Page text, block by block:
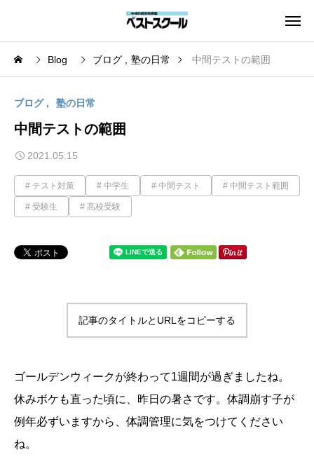
Blog ブログ 塾の日常 中間テストの範囲
ブログ 塾の日常
中間テストの範囲
2021.05.15
テスト対策 中学生 中間テスト 中間テスト範囲
受験生 高校受験
記事のタイトルとURLをコピーする
ゴールデンウィークが終わって1週間が過ぎましたね。
休みボケも直った頃に、昨日の暑さです。体調崩す子が
例年必ずいますから、体調管理に気をつけてください
ね。